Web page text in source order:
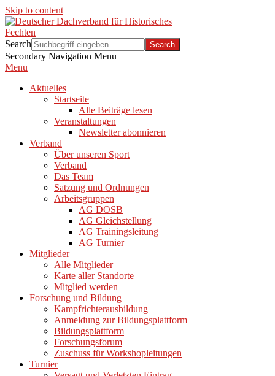
Skip to content
Search
Secondary Navigation Menu
Menu
Aktuelles
Startseite
Alle Beiträge lesen
Veranstaltungen
Newsletter abonnieren
Verband
Über unseren Sport
Verband
Das Team
Satzung und Ordnungen
Arbeitsgruppen
AG DOSB
AG Gleichstellung
AG Trainingsleitung
AG Turnier
Mitglieder
Alle Mitglieder
Karte aller Standorte
Mitglied werden
Forschung und Bildung
Kampfrichterausbildung
Anmeldung zur Bildungsplattform
Bildungsplattform
Forschungsforum
Zuschuss für Workshopleitungen
Turnier